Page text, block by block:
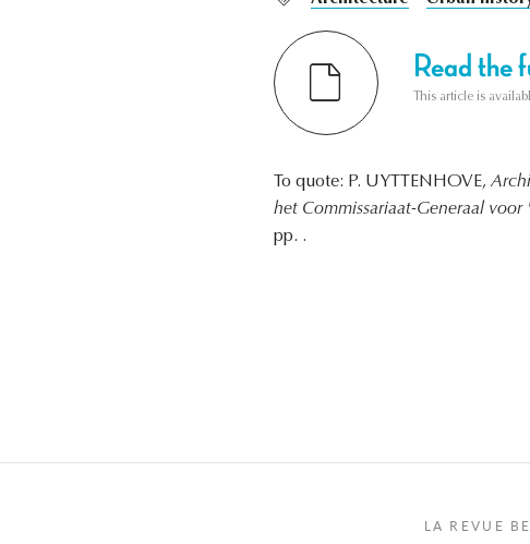
Read the
This article is
To quote: P. UYTTENHOVE,
het Commissariaat-Generaal voor
pp. .
LA REVUE